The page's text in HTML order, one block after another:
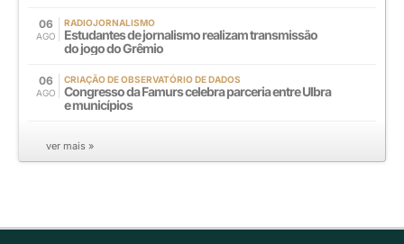
06
AGO
RADIOJORNALISMO
Estudantes de jornalismo realizam transmissão
do jogo do Grêmio
06
AGO
CRIAÇÃO DE OBSERVATÓRIO DE DADOS
Congresso da Famurs celebra parceria entre Ulbra
e municípios
ver mais »